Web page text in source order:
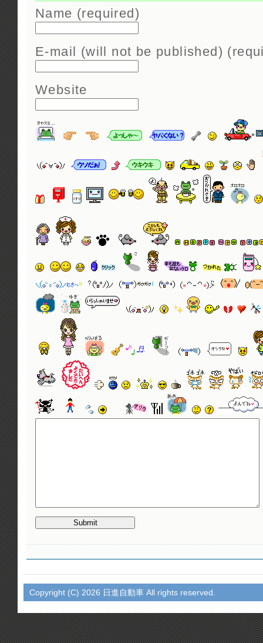
Name (required)
E-mail (will not be published)
Website
Copyright (C) 2026 日進自動車 All rights reserved.